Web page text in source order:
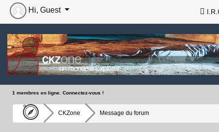
Hi, Guest
1 membres en ligne. Connectez-vous !
CKZone Message du forum